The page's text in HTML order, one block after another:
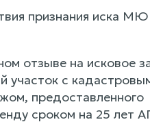
признания иска
отзыве на исковое
участок с
предоставленного
сроком на 25 лет